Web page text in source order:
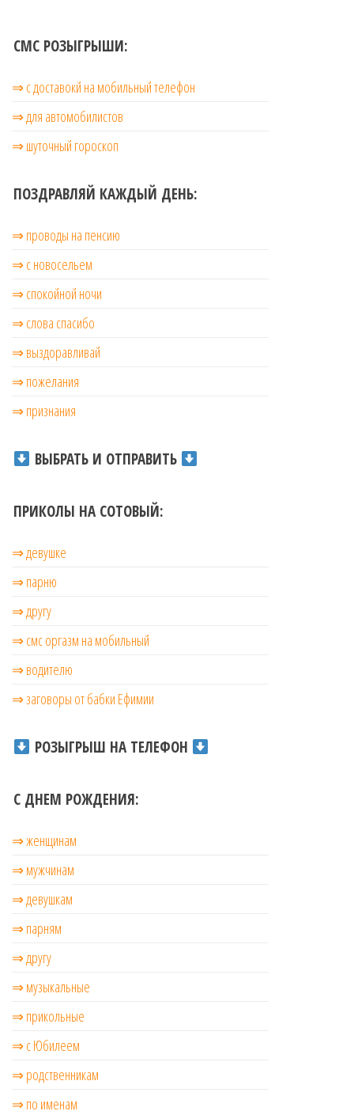
СМС РОЗЫГРЫШИ:
⇒ с доставокй на мобильный телефон
⇒ для автомобилистов
⇒ шуточный гороскоп
ПОЗДРАВЛЯЙ КАЖДЫЙ ДЕНЬ:
⇒ проводы на пенсию
⇒ с новосельем
⇒ cпокойной ночи
⇒ слова спасибо
⇒ выздоравливай
⇒ пожелания
⇒ признания
ВЫБРАТЬ И ОТПРАВИТЬ
ПРИКОЛЫ НА СОТОВЫЙ:
⇒ девушке
⇒ парню
⇒ другу
⇒ смс оргазм на мобильный
⇒ водителю
⇒ заговоры от бабки Ефимии
РОЗЫГРЫШ НА ТЕЛЕФОН
С ДНЕМ РОЖДЕНИЯ:
⇒ женщинам
⇒ мужчинам
⇒ девушкам
⇒ парням
⇒ другу
⇒ музыкальные
⇒ прикольные
⇒ с Юбилеем
⇒ родственникам
⇒ по именам